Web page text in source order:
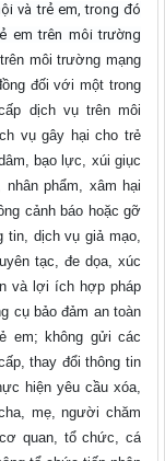
và trẻ em, trong đó
em trên môi trường
môi trường mạng
đối với một trong
dịch vụ trên môi
vụ gây hại cho trẻ
bạo lực, xúi giục
phẩm, xâm hại
cảnh báo hoặc gỡ
tin, dịch vụ giả mạo,
tạc, đe dọa, xúc
và lợi ích hợp pháp
cụ bảo đảm an toàn
em; không gửi các
thay đổi thông tin
hiện yêu cầu xóa,
mẹ, người chăm
quan, tổ chức, cá